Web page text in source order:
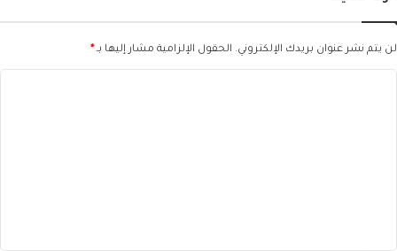
لن يتم نشر عنوان بريدك الإلكتروني. الحقول الإلزامية مشار إليها بـ*